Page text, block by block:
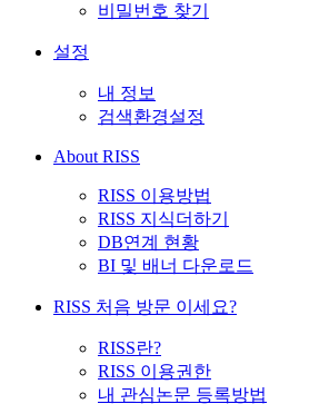
비밀번호 찾기
설정
내 정보
검색환경설정
About RISS
RISS 이용방법
RISS 지식더하기
DB연계 현황
BI 및 배너 다운로드
RISS 처음 방문 이세요?
RISS란?
RISS 이용권한
내 관심논문 등록방법